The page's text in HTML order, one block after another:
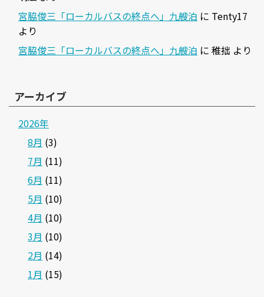
宮脇俊三「ローカルバスの終点へ」九艘泊 に Tenty17
より
宮脇俊三「ローカルバスの終点へ」九艘泊 に 稚拙 より
アーカイブ
2026年
8月 (3)
7月 (11)
6月 (11)
5月 (10)
4月 (10)
3月 (10)
2月 (14)
1月 (15)